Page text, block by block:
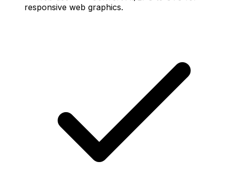
responsive web graphics.